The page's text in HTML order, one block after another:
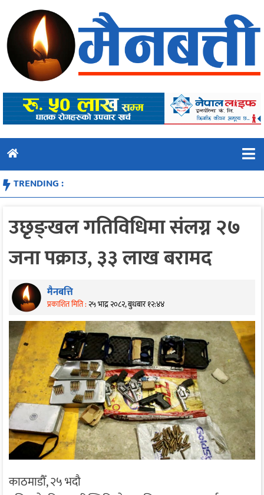
content
TRENDING :
उछृङ्खल गतिविधिमा संलग्न २७
जना पक्राउ, ३३ लाख बरामद
मैनबत्ति
प्रकाशित मिति :२५ भाद्र २०८२, बुधबार १२:४४
काठमाडौँ, २५ भदौ